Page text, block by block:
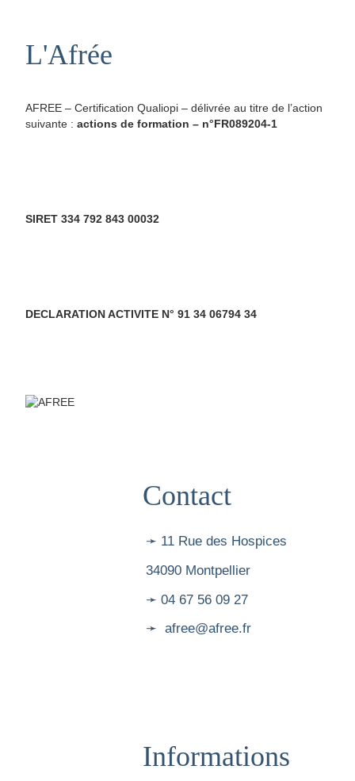
L'Afrée
AFREE – Certification Qualiopi – délivrée au titre de l’action
suivante : actions de formation – n°FR089204-1
SIRET 334 792 843 00032
DECLARATION ACTIVITE N° 91 34 06794 34
Contact
➛ 11 Rue des Hospices
34090 Montpellier
➛ 04 67 56 09 27
➛ afree@afree.fr
Informations